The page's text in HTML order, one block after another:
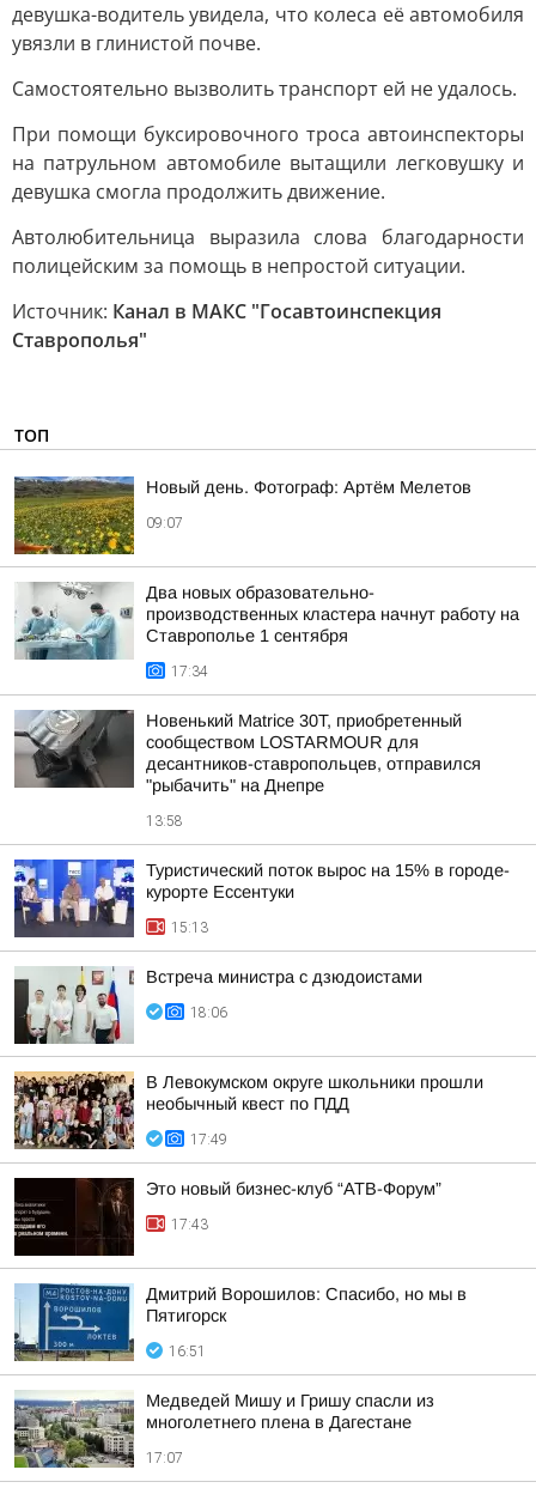
девушка-водитель увидела, что колеса её автомобиля
увязли в глинистой почве.
Самостоятельно вызволить транспорт ей не удалось.
При помощи буксировочного троса автоинспекторы
на патрульном автомобиле вытащили легковушку и
девушка смогла продолжить движение.
Автолюбительница выразила слова благодарности
полицейским за помощь в непростой ситуации.
Источник: Канал в МАКС "Госавтоинспекция
Ставрополья"
ТОП
Новый день. Фотограф: Артём Мелетов
09:07
Два новых образовательно-
производственных кластера начнут работу на
Ставрополье 1 сентября
17:34
Новенький Matrice 30T, приобретенный
сообществом LOSTARMOUR для
десантников-ставропольцев, отправился
"рыбачить" на Днепре
13:58
Туристический поток вырос на 15% в городе-
курорте Ессентуки
15:13
Встреча министра с дзюдоистами
18:06
В Левокумском округе школьники прошли
необычный квест по ПДД
17:49
Это новый бизнес-клуб “АТВ-Форум”
17:43
Дмитрий Ворошилов: Спасибо, но мы в
Пятигорск
16:51
Медведей Мишу и Гришу спасли из
многолетнего плена в Дагестане
17:07